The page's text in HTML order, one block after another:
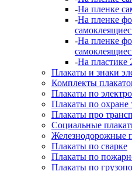
-На пленке
-На пленке
-На пленке
-На пластике
Плакаты и знаки
Комплекты
Плакаты по
Плакаты по охране
Плакаты про
Социальные
Железнодорожные
Плакаты по сварке
Плакаты по
Плакаты по